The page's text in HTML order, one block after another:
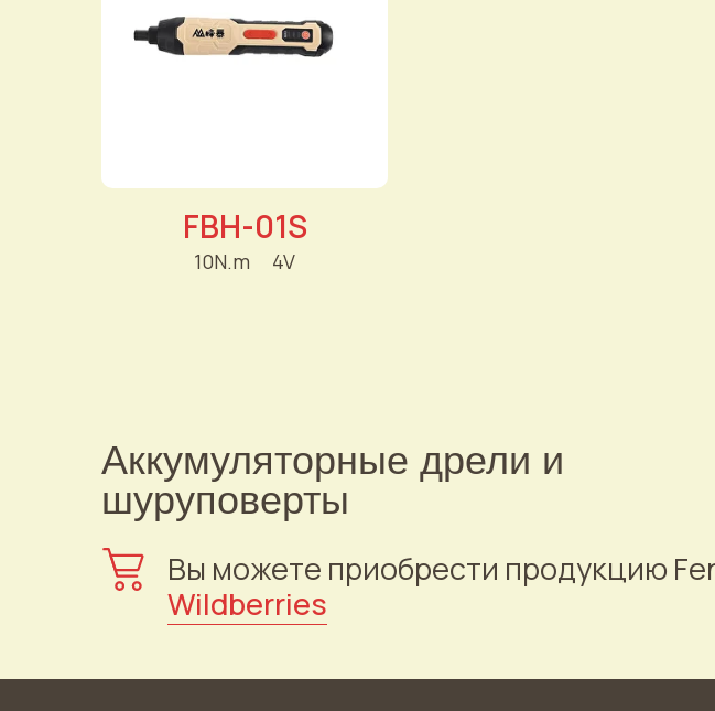
FBH-01S
10N.m 4V
Аккумуляторные дрели и
шуруповерты
Вы можете приобрести продукцию
Wildberries